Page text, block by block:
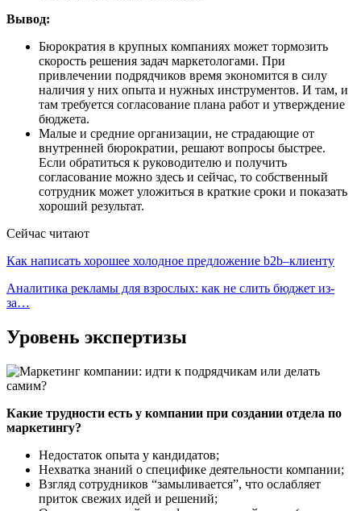
Вывод:
Бюрократия в крупных компаниях может тормозить
скорость решения задач маркетологами. При
привлечении подрядчиков время экономится в силу
наличия у них опыта и нужных инструментов. И там, и
там требуется согласование плана работ и утверждение
бюджета.
Малые и средние организации, не страдающие от
внутренней бюрократии, решают вопросы быстрее.
Если обратиться к руководителю и получить
согласование можно здесь и сейчас, то собственный
сотрудник может уложиться в краткие сроки и показать
хороший результат.
Сейчас читают
Как написать хорошее холодное предложение b2b–клиенту
Аналитика рекламы для взрослых: как не слить бюджет из-
за…
Уровень экспертизы
Какие трудности есть у компании при создании отдела по
маркетингу?
Недостаток опыта у кандидатов;
Нехватка знаний о специфике деятельности компании;
Взгляд сотрудников “замыливается”, что ослабляет
приток свежих идей и решений;